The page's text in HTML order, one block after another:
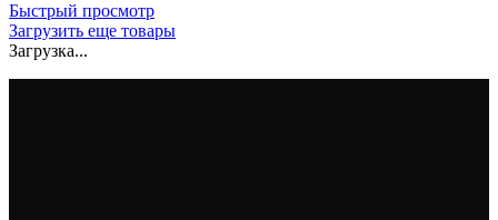
Быстрый просмотр
Загрузить еще товары
Загрузка...